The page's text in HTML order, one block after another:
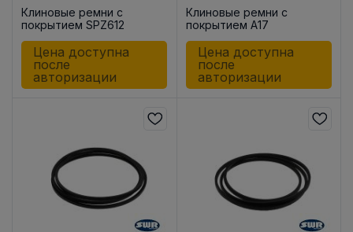
Клиновые ремни с
покрытием SPZ612
Цена доступна
после
авторизации
Клиновые ремни с
покрытием A17
Цена доступна
после
авторизации